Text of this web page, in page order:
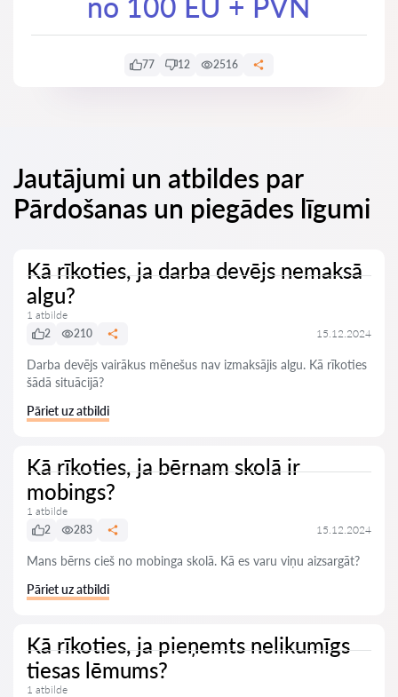
77 12 2516
Jautājumi un atbildes par
Pārdošanas un piegādes līgumi
Kā rīkoties, ja darba devējs nemaksā
algu?
1 atbilde
2
210 15.12.2024
Darba devējs vairākus mēnešus nav izmaksājis algu. Kā rīkoties
šādā situācijā?
Pāriet uz atbildi
Kā rīkoties, ja bērnam skolā ir
mobings?
1 atbilde
2
283 15.12.2024
Mans bērns cieš no mobinga skolā. Kā es varu viņu aizsargāt?
Pāriet uz atbildi
Kā rīkoties, ja pieņemts nelikumīgs
tiesas lēmums?
1 atbilde